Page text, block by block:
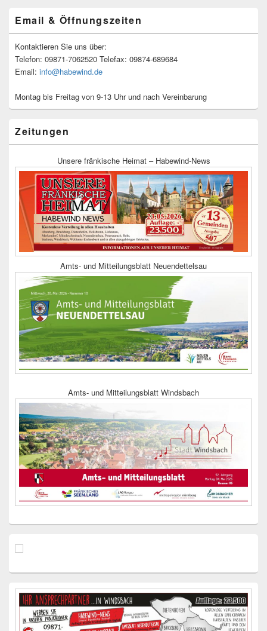
Email & Öffnungszeiten
Kontaktieren Sie uns über:
Telefon: 09871-7062520 Telefax: 09874-689684
Email: info@habewind.de
Montag bis Freitag von 9-13 Uhr und nach Vereinbarung
Zeitungen
Unsere fränkische Heimat – Habewind-News
Amts- und Mitteilungsblatt Neuendettelsau
Amts- und Mitteilungsblatt Windsbach